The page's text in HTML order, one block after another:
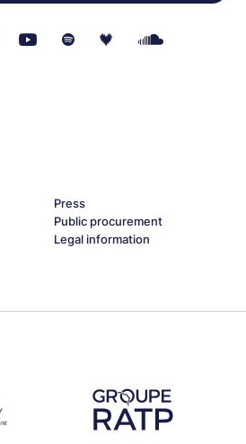
Press
Public procurement
Legal information